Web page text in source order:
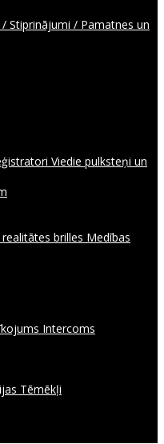
Stiprinājumi / Pamatnes un
Viedie pulksteņi un
brilles Medības
Intercoms
Tēmēkļi